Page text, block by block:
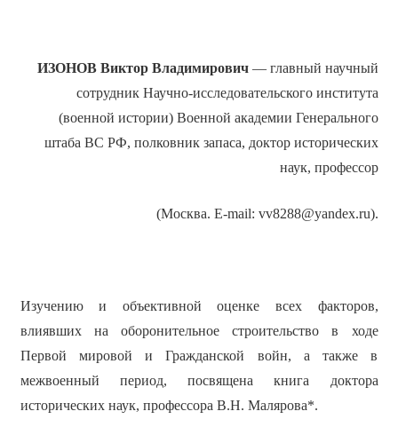
ИЗОНОВ Виктор Владимирович — главный научный
сотрудник Научно-исследовательского института
(военной истории) Военной академии Генерального
штаба ВС РФ, полковник запаса, доктор исторических
наук, профессор
(Москва. E-mail: vv8288@yandex.ru).
Изучению и объективной оценке всех факторов,
влиявших на оборонительное строительство в ходе
Первой мировой и Гражданской войн, а также в
межвоенный период, посвящена книга доктора
исторических наук, профессора В.Н. Малярова*.